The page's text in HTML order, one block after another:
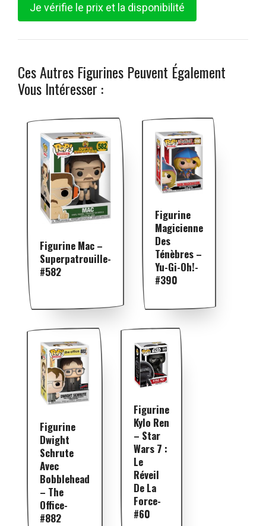
Je vérifie le prix et la disponibilité
Ces Autres Figurines Peuvent Également
Vous Intéresser :
Figurine Mac –
Superpatrouille-
#582
Figurine
Magicienne
Des
Ténèbres –
Yu-Gi-Oh!-
#390
Figurine
Dwight
Schrute
Avec
Bobblehead
– The
Office-
#882
Figurine
Kylo Ren
– Star
Wars 7 :
Le
Réveil
De La
Force-
#60